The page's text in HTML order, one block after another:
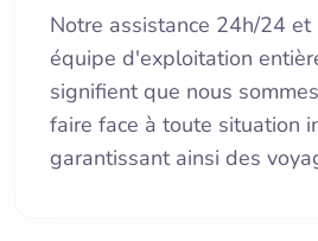
Notre assistance 24h/24
équipe d'exploitation
signifient que nous
faire face à toute situation
garantissant ainsi des